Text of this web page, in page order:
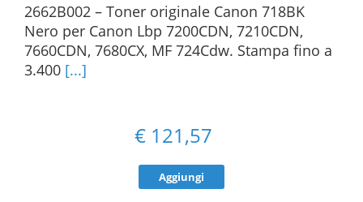
2662B002 – Toner originale Canon 718BK
Nero per Canon Lbp 7200CDN, 7210CDN,
7660CDN, 7680CX, MF 724Cdw. Stampa fino a
3.400 [...]
€ 121,57
Aggiungi